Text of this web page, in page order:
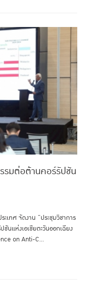
รมต่อต้านคอร์รัปชัน
ะเทศ จัดงาน “ประชุมวิชาการ
นแห่งเอเชียตะวันออกเฉียง
on Anti-C...